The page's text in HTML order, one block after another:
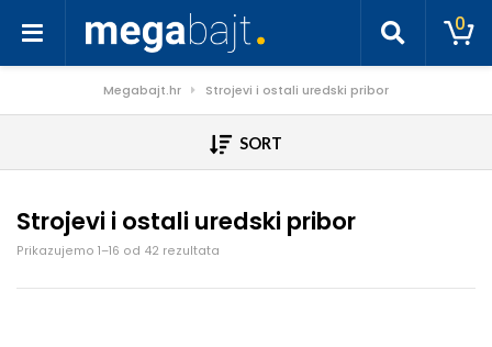
0
Megabajt.hr Strojevi i ostali uredski pribor
SORT
Strojevi i ostali uredski pribor
Prikazujemo 1–16 od 42 rezultata